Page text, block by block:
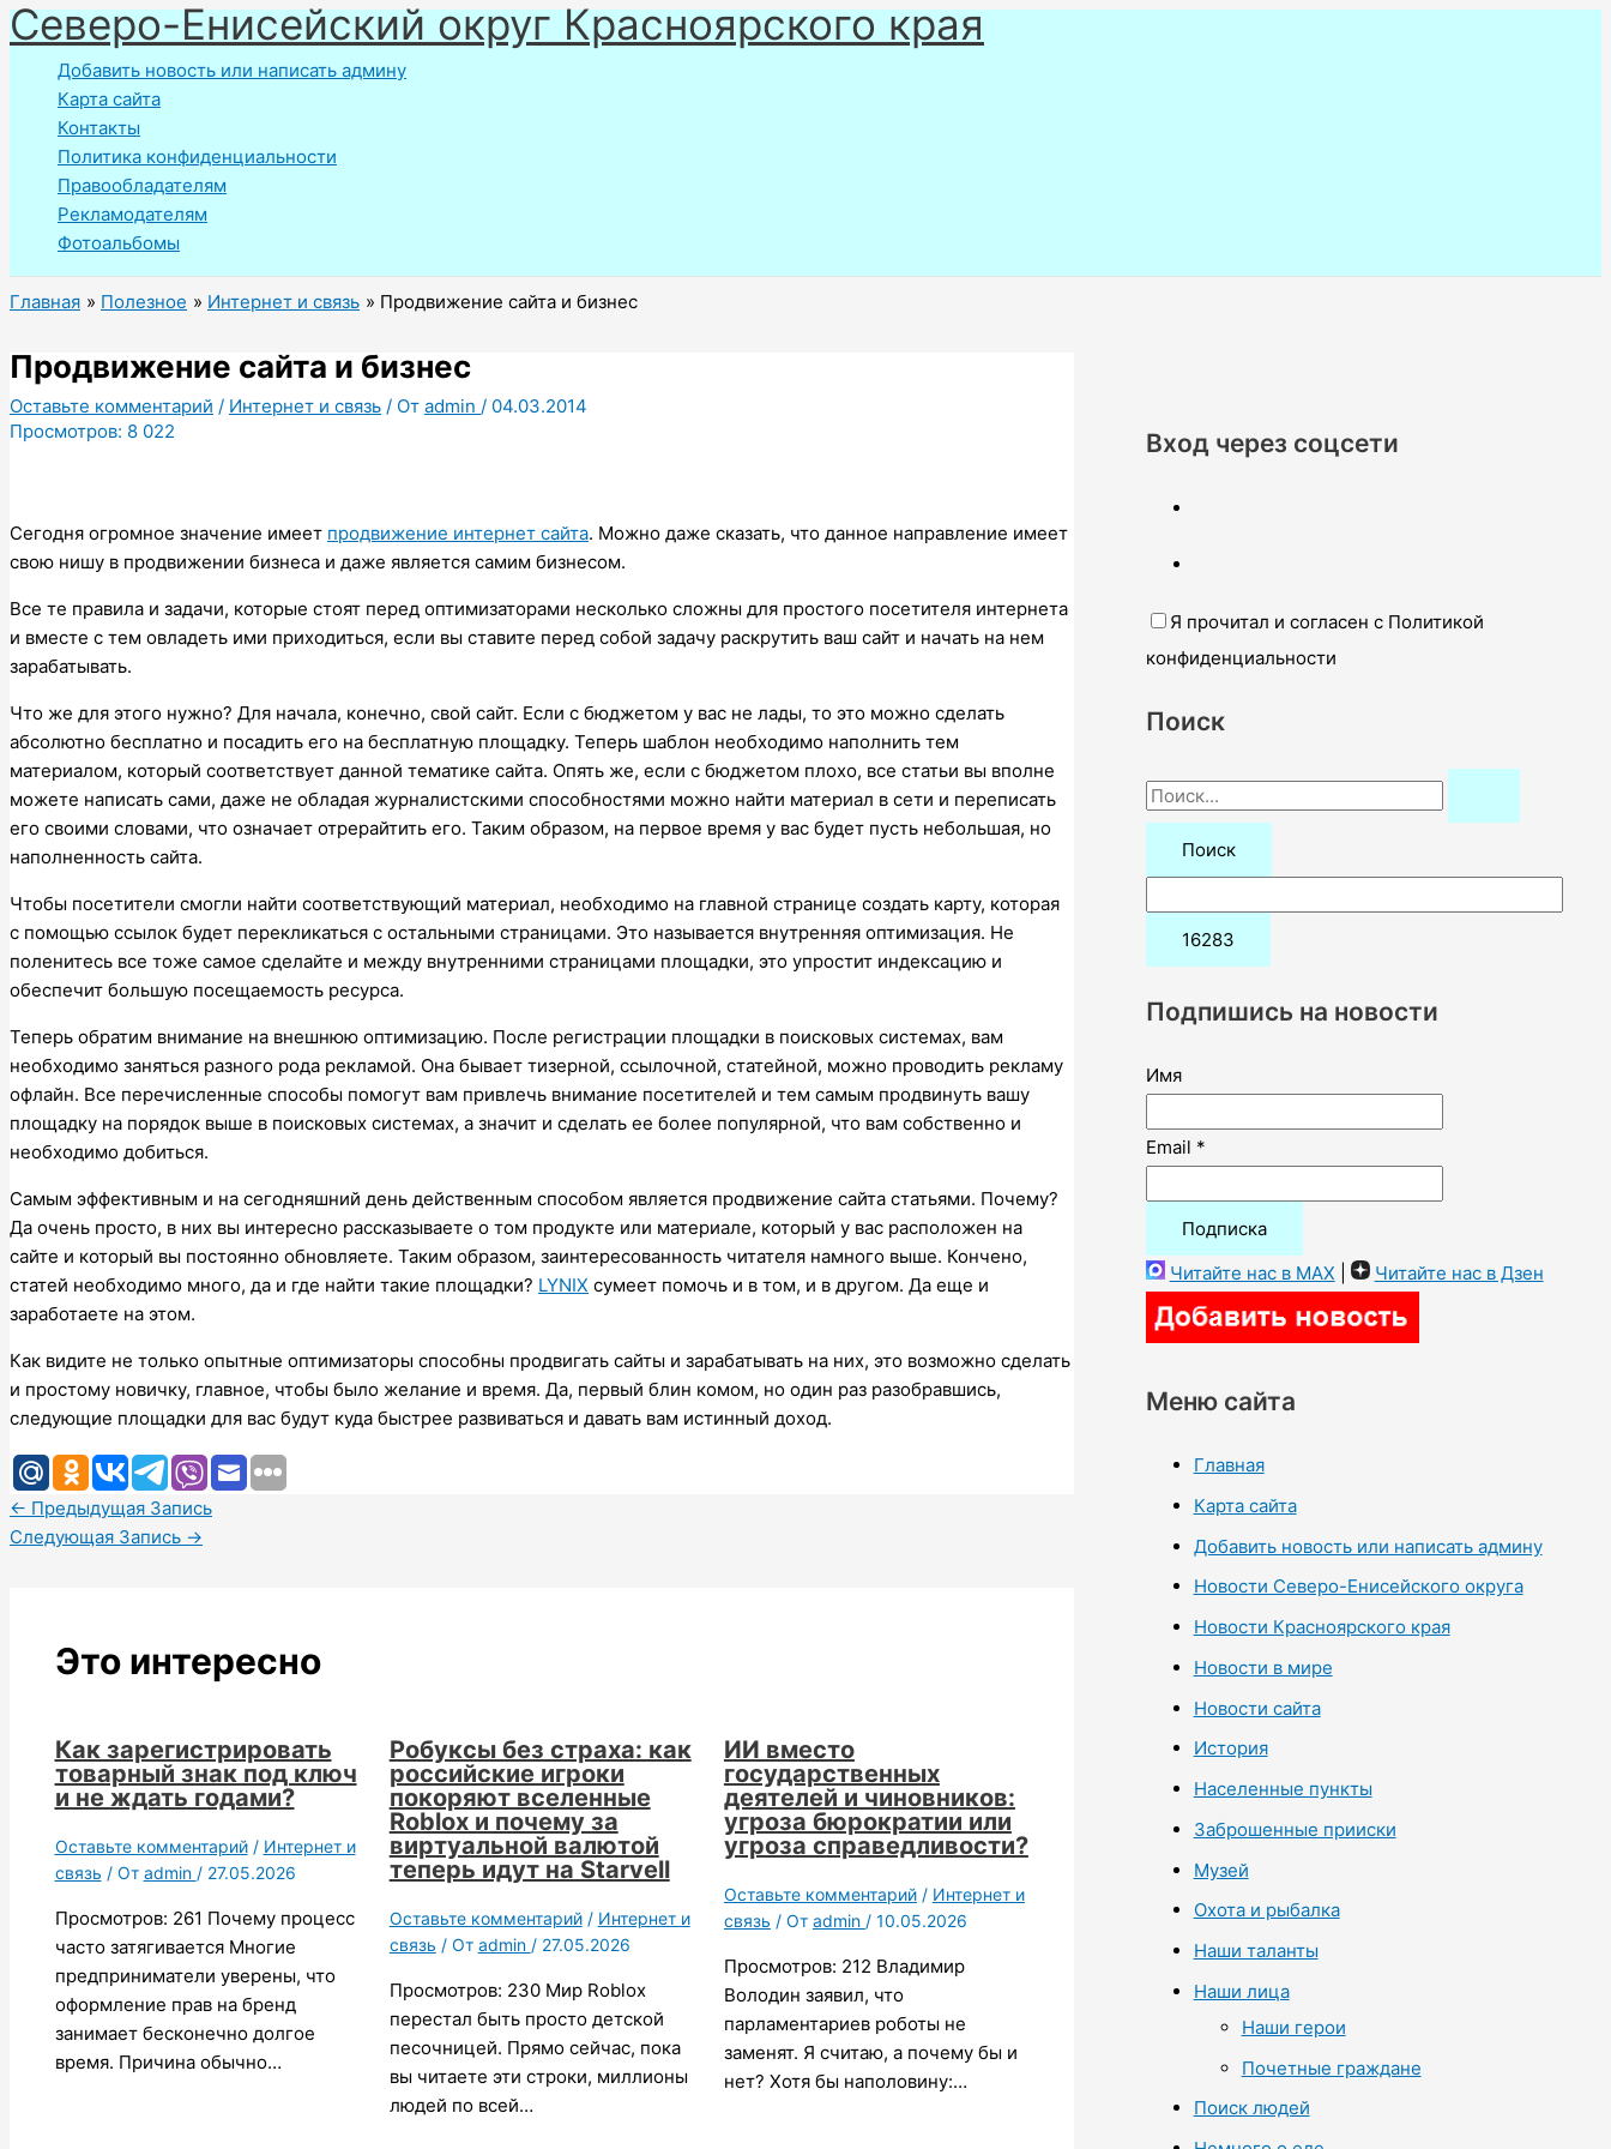
Перейти
к
содержимому
Северо-Енисейский округ Красноярского края
Добавить новость или написать админу
Карта сайта
Контакты
Политика конфиденциальности
Правообладателям
Рекламодателям
Фотоальбомы
Главная Полезное Интернет и связь Продвижение сайта и бизнес
Продвижение сайта и бизнес
Оставьте комментарий / Интернет и связь / От admin / 04.03.2014
Просмотров: 8 022
Сегодня огромное значение имеет продвижение интернет сайта. Можно даже сказать, что данное направление имеет
свою нишу в продвижении бизнеса и даже является самим бизнесом.
Все те правила и задачи, которые стоят перед оптимизаторами несколько сложны для простого посетителя интернета
и вместе с тем овладеть ими приходиться, если вы ставите перед собой задачу раскрутить ваш сайт и начать на нем
зарабатывать.
Что же для этого нужно? Для начала, конечно, свой сайт. Если с бюджетом у вас не лады, то это можно сделать
абсолютно бесплатно и посадить его на бесплатную площадку. Теперь шаблон необходимо наполнить тем
материалом, который соответствует данной тематике сайта. Опять же, если с бюджетом плохо, все статьи вы вполне
можете написать сами, даже не обладая журналистскими способностями можно найти материал в сети и переписать
его своими словами, что означает отрерайтить его. Таким образом, на первое время у вас будет пусть небольшая, но
наполненность сайта.
Чтобы посетители смогли найти соответствующий материал, необходимо на главной странице создать карту, которая
с помощью ссылок будет перекликаться с остальными страницами. Это называется внутренняя оптимизация. Не
поленитесь все тоже самое сделайте и между внутренними страницами площадки, это упростит индексацию и
обеспечит большую посещаемость ресурса.
Теперь обратим внимание на внешнюю оптимизацию. После регистрации площадки в поисковых системах, вам
необходимо заняться разного рода рекламой. Она бывает тизерной, ссылочной, статейной, можно проводить рекламу
офлайн. Все перечисленные способы помогут вам привлечь внимание посетителей и тем самым продвинуть вашу
площадку на порядок выше в поисковых системах, а значит и сделать ее более популярной, что вам собственно и
необходимо добиться.
Самым эффективным и на сегодняшний день действенным способом является продвижение сайта статьями. Почему?
Да очень просто, в них вы интересно рассказываете о том продукте или материале, который у вас расположен на
сайте и который вы постоянно обновляете. Таким образом, заинтересованность читателя намного выше. Кончено,
статей необходимо много, да и где найти такие площадки? LYNIX сумеет помочь и в том, и в другом. Да еще и
заработаете на этом.
Как видите не только опытные оптимизаторы способны продвигать сайты и зарабатывать на них, это возможно сделать
и простому новичку, главное, чтобы было желание и время. Да, первый блин комом, но один раз разобравшись,
следующие площадки для вас будут куда быстрее развиваться и давать вам истинный доход.
← Предыдущая Запись
Следующая Запись →
Это интересно
Как зарегистрировать
товарный знак под ключ
и не ждать годами?
Оставьте комментарий / Интернет и
связь / От admin / 27.05.2026
Просмотров: 261 Почему процесс
часто затягивается Многие
предприниматели уверены, что
оформление прав на бренд
занимает бесконечно долгое
время. Причина обычно…
Робуксы без страха: как
российские игроки
покоряют вселенные
Roblox и почему за
виртуальной валютой
теперь идут на Starvell
Оставьте комментарий / Интернет и
связь / От admin / 27.05.2026
Просмотров: 230 Мир Roblox
перестал быть просто детской
песочницей. Прямо сейчас, пока
вы читаете эти строки, миллионы
людей по всей…
ИИ вместо
государственных
деятелей и чиновников:
угроза бюрократии или
угроза справедливости?
Оставьте комментарий / Интернет и
связь / От admin / 10.05.2026
Просмотров: 212 Владимир
Володин заявил, что
парламентариев роботы не
заменят. Я считаю, а почему бы и
нет? Хотя бы наполовину:…
Вход через соцсети
Я прочитал и согласен с Политикой
конфиденциальности
Поиск
П
о
:
Подпишись на новости
Имя
Email *
Читайте нас в MAX Читайте нас в Дзен
Меню сайта
Главная
Карта сайта
Добавить новость или написать админу
Новости Северо-Енисейского округа
Новости Красноярского края
Новости в мире
Новости сайта
История
Населенные пункты
Заброшенные прииски
Музей
Охота и рыбалка
Наши таланты
Наши лица
Наши герои
Почетные граждане
Поиск людей